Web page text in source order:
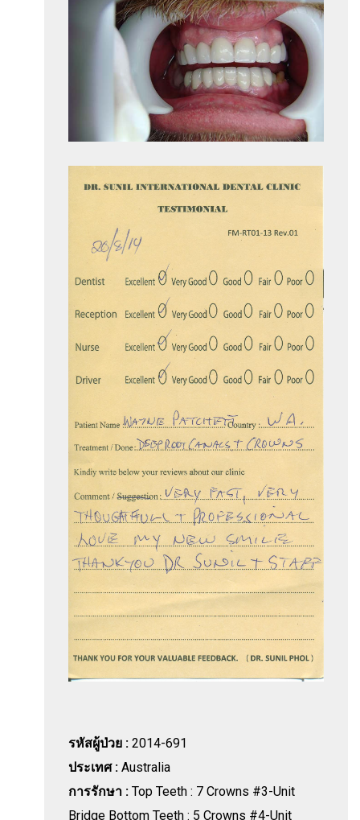
รหัสผู้ป่วย : 2014-691
ประเทศ : Australia
การรักษา : Top Teeth : 7 Crowns #3-Unit
Bridge Bottom Teeth : 5 Crowns #4-Unit